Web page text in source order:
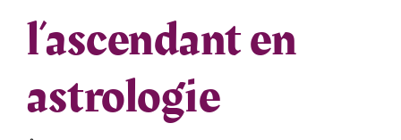
l’ascendant en
astrologie